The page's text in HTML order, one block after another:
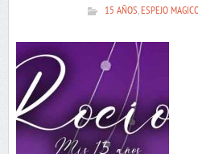
15 AÑOS,ESPEJO